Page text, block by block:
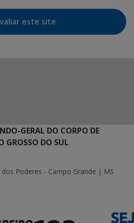
este site
GERAL DO CORPO DE
GROSSO DO SUL
dos Poderes - Campo Grande | MS